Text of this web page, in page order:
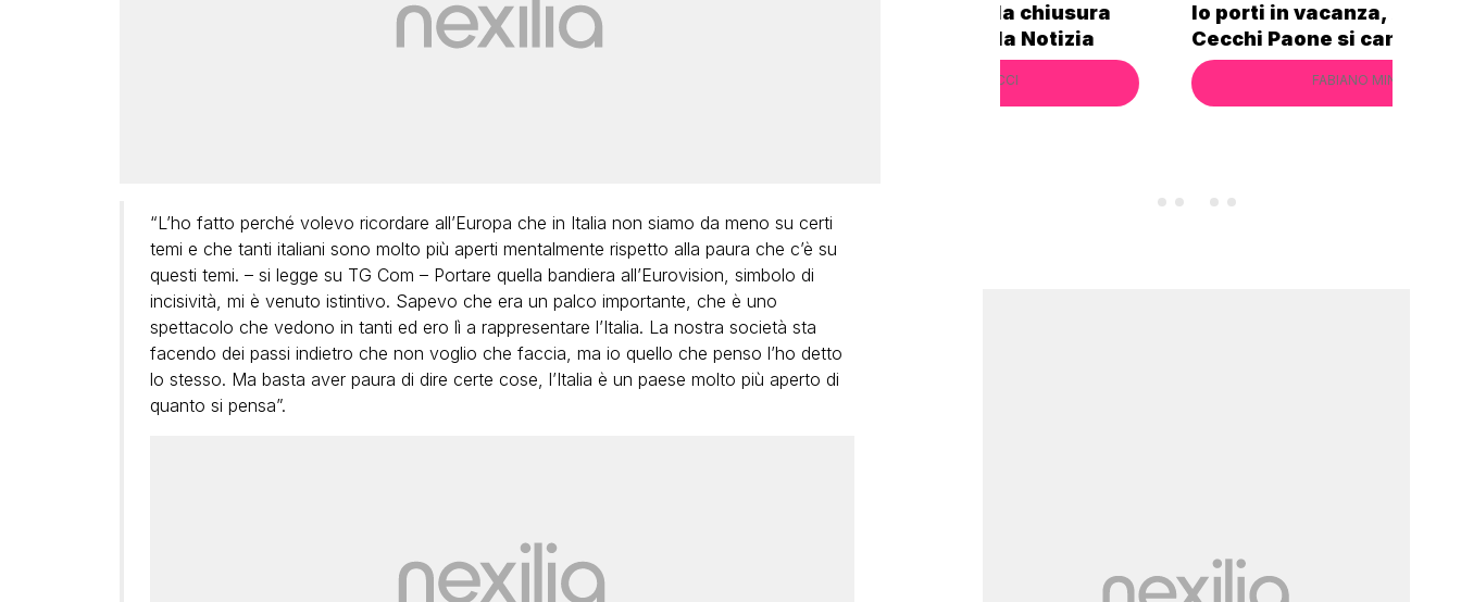
“L’ho fatto perché volevo ricordare all’Europa che in Italia non siamo da meno su certi
temi e che tanti italiani sono molto più aperti mentalmente rispetto alla paura che c’è su
questi temi. – si legge su TG Com – Portare quella bandiera all’Eurovision, simbolo di
incisività, mi è venuto istintivo. Sapevo che era un palco importante, che è uno
spettacolo che vedono in tanti ed ero lì a rappresentare l’Italia. La nostra società sta
facendo dei passi indietro che non voglio che faccia, ma io quello che penso l’ho detto
lo stesso. Ma basta aver paura di dire certe cose, l’Italia è un paese molto più aperto di
quanto si pensa”.
“Addio cike mie, siete state una
grande famiglia per me”
lo porti in vacanza, Alessandro
Cecchi Paone si candida
FABIANO MINACCI